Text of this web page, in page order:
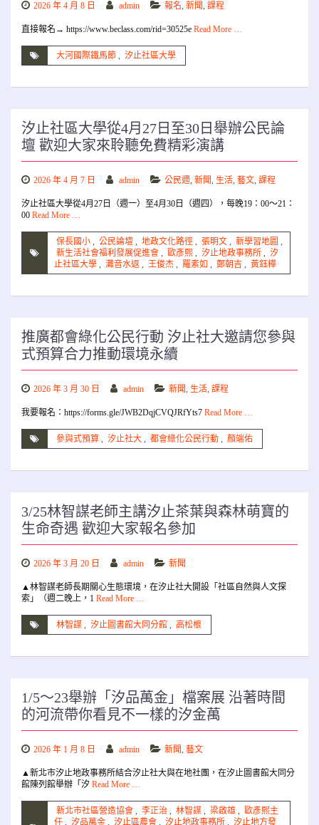
2026 年 4 月 8 日 admin 報名, 新聞, 課程
直接報名→ https://www.beclass.com/rid=30525e Read More …
大河國際鐵馬節 , 汐止社區大學
汐止社區大學從4月27日至30日舉辦公民論
壇 歡迎大家來聆聽免費精彩演講
2026 年 4 月 7 日 admin 公民週, 新聞, 生活, 藝文, 課程
汐止社區大學從4月27日（週一）至4月30日（週四），每晚19：00～21：
00 Read More …
保長國小 , 公民論壇 , 地政文化路徑 , 張明文 , 新學習地圖 ,
新生活社會福利發展促進會 , 歐彥熙 , 汐止地政事務所 , 汐
止社區大學 , 灘音水返 , 王俊杰 , 羅素如 , 鄭朝吉 , 黃鈺樺
推廣都會綠化公民行動 汐止社大邀請您參與
式預算合力推動環境永續
2026 年 3 月 30 日 admin 新聞, 生活, 課程
我要報名：https://forms.gle/JWB2DqjCVQJRfYts7 Read More …
參與式預算 , 汐止社大 , 都會綠化公民行動 , 顏端佑
3/25林智謀老師主講汐止茶葉與森林萌寶的
生命奇遇 歡迎大家報名參加
2026 年 3 月 20 日 admin 新聞
▲林智謀老師長期關心生態環境，在汐止社大開設「社區自然與人文探
索」（週二晚上，1 Read More …
林智謀 , 汐止圖書館大同分館 , 高松根
1/5～23舉辦「汐品萬金」檔案展 沿著時間
的河流帶你看見不一樣的汐金萬
2026 年 1 月 8 日 admin 新聞, 藝文
▲新北市汐止地政事務所結合汐止社大與在地社團，在汐止圖書館大同分
館陳列館舉辦「汐 Read More …
新北市社區營造協會 , 李正治 , 林智謀 , 梁啟雄 , 歐彥熙主
任 , 汐品萬金 , 汐止區農會 , 汐止地政事務所 , 汐止地方發